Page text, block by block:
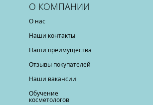
О КОМПАНИИ
О нас
Наши контакты
Наши преимущества
Отзывы покупателей
Наши вакансии
Обучение
косметологов